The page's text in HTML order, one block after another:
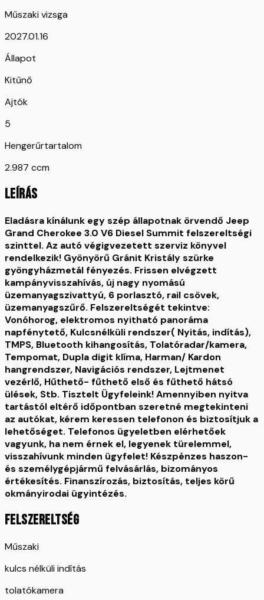
Műszaki vizsga
2027.01.16
Állapot
Kitűnő
Ajtók
5
Hengerűrtartalom
2.987 ccm
LEÍRÁS
Eladásra kínálunk egy szép állapotnak örvendő Jeep
Grand Cherokee 3.0 V6 Diesel Summit felszereltségi
szinttel. Az autó végigvezetett szerviz könyvel
rendelkezik! Gyönyörű Gránit Kristály szürke
gyöngyházmetál fényezés. Frissen elvégzett
kampányvisszahívás, új nagy nyomású
üzemanyagszivattyú, 6 porlasztó, rail csövek,
üzemanyagszűrő. Felszereltségét tekintve:
Vonóhorog, elektromos nyitható panoráma
napfénytető, Kulcsnélküli rendszer( Nyitás, indítás),
TMPS, Bluetooth kihangosítás, Tolatóradar/kamera,
Tempomat, Dupla digit klíma, Harman/ Kardon
hangrendszer, Navigációs rendszer, Lejtmenet
vezérlő, Hűthető- fűthető első és fűthető hátsó
ülések, Stb. Tisztelt Ügyfeleink! Amennyiben nyitva
tartástól eltérő időpontban szeretné megtekinteni
az autókat, kérem keressen telefonon és biztosítjuk a
lehetőséget. Telefonos ügyeletben elérhetőek
vagyunk, ha nem érnek el, legyenek türelemmel,
visszahívunk minden ügyfelet! Készpénzes haszon-
és személygépjármű felvásárlás, bizományos
értékesítés. Finanszírozás, biztosítás, teljes körű
okmányirodai ügyintézés.
FELSZERELTSÉG
Műszaki
kulcs nélküli indítás
tolatókamera